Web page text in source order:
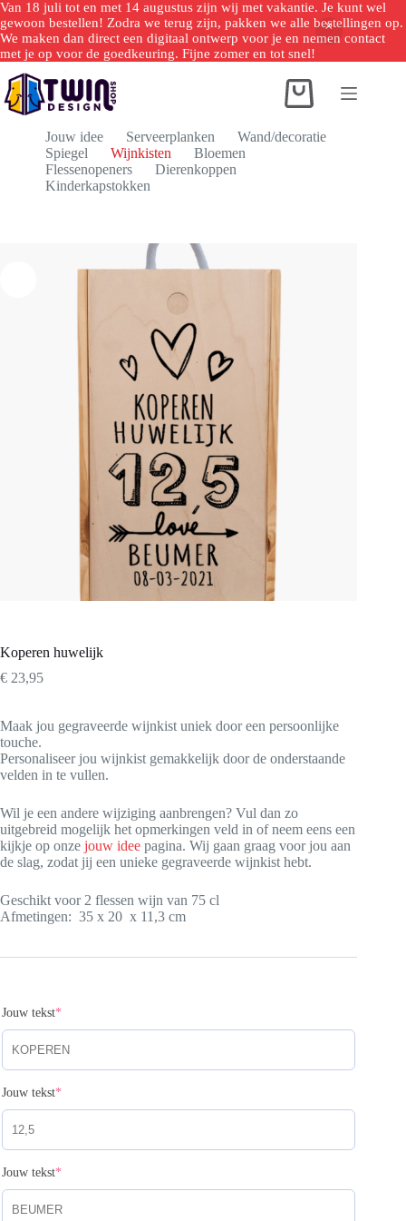
Van 18 juli tot en met 14 augustus zijn wij met vakantie. Je kunt wel
gewoon bestellen! Zodra we terug zijn, pakken we alle bestellingen op.
We maken dan direct een digitaal ontwerp voor je en nemen contact
met je op voor de goedkeuring. Fijne zomer en tot snel!
naar
de
inhoud
Winkelwagen
Jouw idee Serveerplanken
Wand/decoratie
Spiegel
Wijnkisten
Bloemen
Flessenopeners
Dierenkoppen
Kinderkapstokken
Koperen huwelijk
€ 23,95
Maak jou gegraveerde wijnkist uniek door een persoonlijke
touche.
Personaliseer jou wijnkist gemakkelijk door de onderstaande
velden in te vullen.
Wil je een andere wijziging aanbrengen? Vul dan zo
uitgebreid mogelijk het opmerkingen veld in of neem eens een
kijkje op onze jouw idee pagina. Wij gaan graag voor jou aan
de slag, zodat jij een unieke gegraveerde wijnkist hebt.
Geschikt voor 2 flessen wijn van 75 cl
Afmetingen: 35 x 20 x 11,3 cm
Jouw tekst*
Jouw tekst*
Jouw tekst*